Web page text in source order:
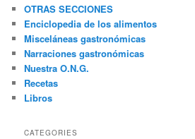
c
a
r
OTRAS SECCIONES
Enciclopedia de los alimentos
Misceláneas gastronómicas
Narraciones gastronómicas
Nuestra O.N.G.
Recetas
Libros
CATEGORIES